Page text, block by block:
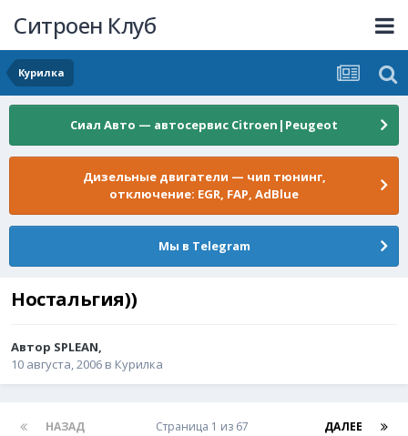
Ситроен Клуб
Курилка
Сиал Авто — автосервис Citroen|Peugeot
Дизельные двигатели — чип тюнинг,
отключение: EGR, FAP, AdBlue
Мы в Telegram
Ностальгия))
Автор SPLEAN,
10 августа, 2006 в Курилка
НАЗАД ДАЛЕЕ
Страница 1 из 67